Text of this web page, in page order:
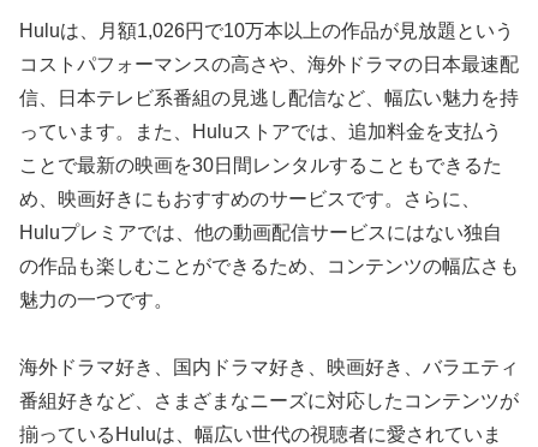
Huluは、月額1,026円で10万本以上の作品が見放題という
コストパフォーマンスの高さや、海外ドラマの日本最速配
信、日本テレビ系番組の見逃し配信など、幅広い魅力を持
っています。また、Huluストアでは、追加料金を支払う
ことで最新の映画を30日間レンタルすることもできるた
め、映画好きにもおすすめのサービスです。さらに、
Huluプレミアでは、他の動画配信サービスにはない独自
の作品も楽しむことができるため、コンテンツの幅広さも
魅力の一つです。
海外ドラマ好き、国内ドラマ好き、映画好き、バラエティ
番組好きなど、さまざまなニーズに対応したコンテンツが
揃っているHuluは、幅広い世代の視聴者に愛されていま